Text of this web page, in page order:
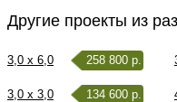
Другие проекты из
3,0 x 6,0 258 800 р.
3,0 x 3,0 134 600 р.